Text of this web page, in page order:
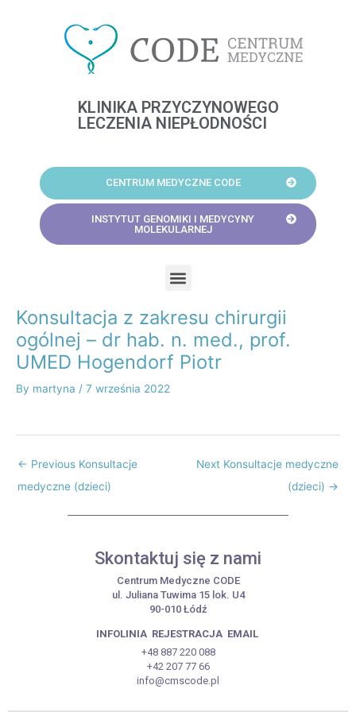
KLINIKA PRZYCZYNOWEGO
LECZENIA NIEPŁODNOŚCI
CENTRUM MEDYCZNE CODE
INSTYTUT GENOMIKI I MEDYCYNY
MOLEKULARNEJ
Konsultacja z zakresu chirurgii
ogólnej – dr hab. n. med., prof.
UMED Hogendorf Piotr
By martyna / 7 września 2022
Post
navigation
← Previous Konsultacje
medyczne (dzieci)
Next Konsultacje medyczne
(dzieci) →
Skontaktuj się z nami
Centrum Medyczne CODE
ul. Juliana Tuwima 15 lok. U4
90-010 Łódź
INFOLINIA REJESTRACJA EMAIL
+48 887 220 088
+42 207 77 66
info@cmscode.pl